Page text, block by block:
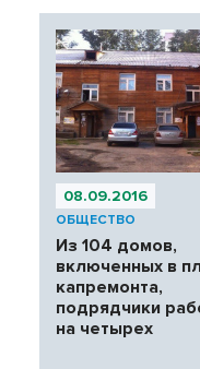
08.09.2016
ОБЩЕСТВО
Из 104 домов,
включенных в
капремонта,
подрядчики
на четырех